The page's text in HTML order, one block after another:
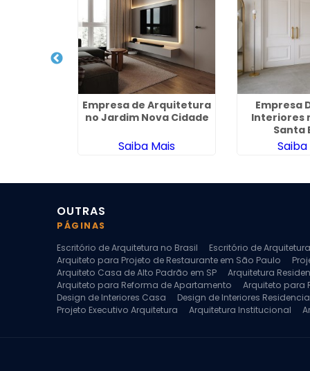
Empresa de Arquitetura
no Jardim Nova Cidade
Saiba Mais
Empresa
Interiores
Santa
OUTRAS
PÁGINAS
Escritório de Arquitetura no Brasil
Escritório de
Arquiteto para Projeto de Restaurante em São Paulo
Arquiteto Casa de Alto Padrão em SP
Arquitetura
Arquiteto para Reforma de Apartamento
Arquiteto para
Design de Interiores Casa
Design de Interiores
Projeto Executivo Arquitetura
Arquitetura Institucional